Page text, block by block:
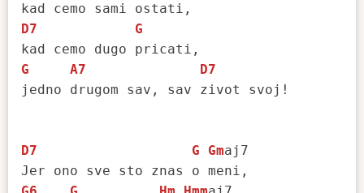
D7
G
G
A7
D7
jedno drugom sav, sav zivot svoj!
D7 G Gmaj7